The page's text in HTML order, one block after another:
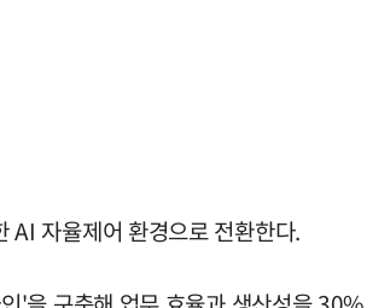
AI 자율제어 환경으로 전환한다.